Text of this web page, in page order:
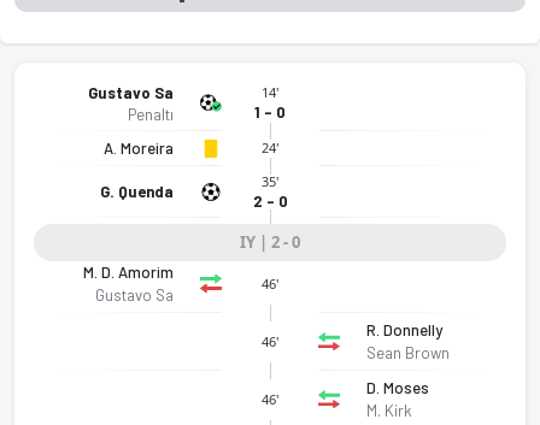
Gustavo Sa
Penaltı
14'
1 - 0
A. Moreira
24'
G. Quenda
35'
2 - 0
IY | 2 - 0
M. D. Amorim
Gustavo Sa
46'
46'
R. Donnelly
Sean Brown
46'
D. Moses
M. Kirk